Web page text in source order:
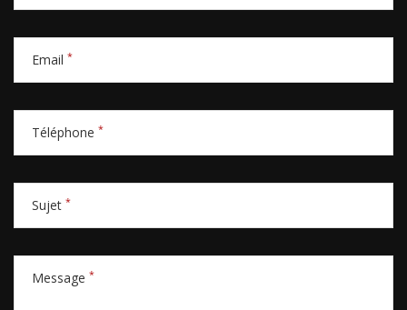
Email *
Téléphone *
Sujet *
Message *